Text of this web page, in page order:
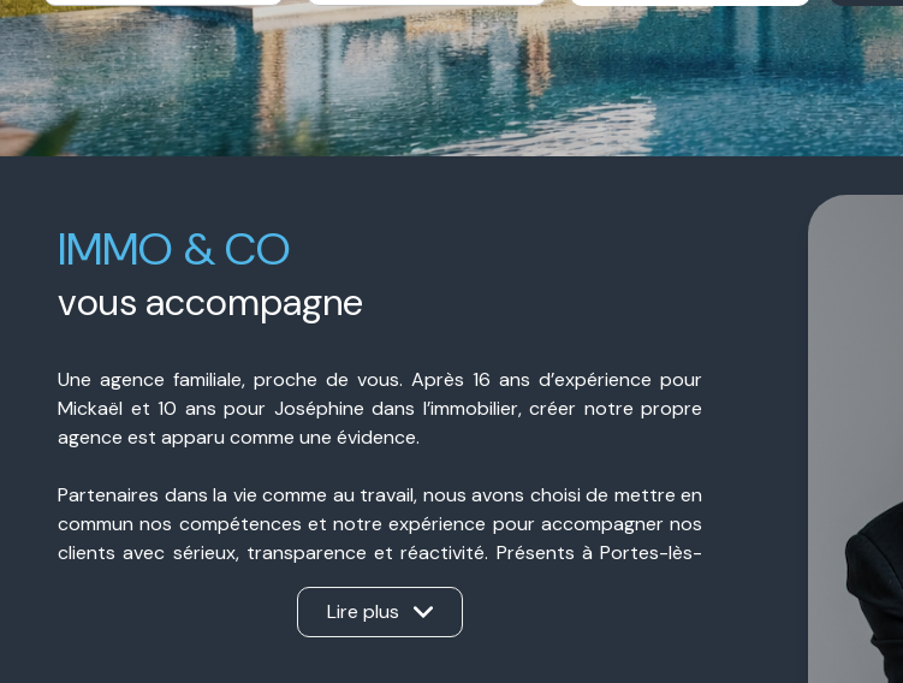
mail
contact
De l'immo pro
IMMO & CO
vous accompagne
Une agence familiale, proche de vous. Après 16 ans d’expérience pour
Mickaël et 10 ans pour Joséphine dans l’immobilier, créer notre propre
agence est apparu comme une évidence.
Partenaires dans la vie comme au travail, nous avons choisi de mettre en
commun nos compétences et notre expérience pour accompagner nos
clients avec sérieux, transparence et réactivité. Présents à Portes-lès-
Valence et à Valence, nous sommes une agence immobilière de proximité,
ancrée dans notre secteur et à l’écoute de chaque projet, qu’il s’agisse
d’une vente, d’un achat, d’un investissement ou d’une estimation.
Lire plus